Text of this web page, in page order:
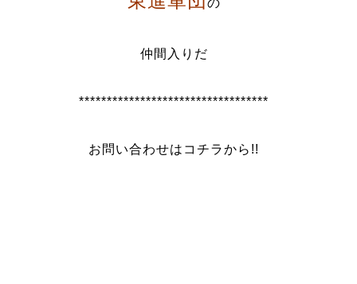
の
仲間入りだ
**********************************
お問い合わせはコチラから!!